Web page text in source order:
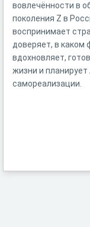
вовлечённости в
поколения Z в
воспринимает
доверяет, в каком
вдохновляет,
жизни и
самореализации.